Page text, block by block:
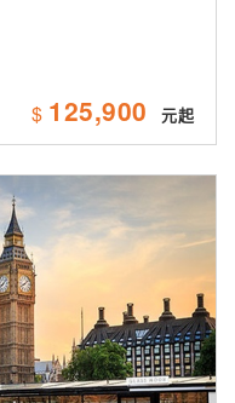
$ 125,900